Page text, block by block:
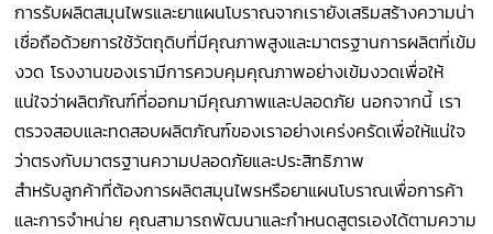
การรับผลิตสมุนไพรและยาแผนโบราณจากเรายังเสริมสร้างความน่า
เชื่อถือด้วยการใช้วัตถุดิบที่มีคุณภาพสูงและมาตรฐานการผลิตที่เข้ม
งวด โรงงานของเรามีการควบคุมคุณภาพอย่างเข้มงวดเพื่อให้
แน่ใจว่าผลิตภัณฑ์ที่ออกมามีคุณภาพและปลอดภัย นอกจากนี้ เรา
ตรวจสอบและทดสอบผลิตภัณฑ์ของเราอย่างเคร่งครัดเพื่อให้แน่ใจ
ว่าตรงกับมาตรฐานความปลอดภัยและประสิทธิภาพ
สำหรับลูกค้าที่ต้องการผลิตสมุนไพรหรือยาแผนโบราณเพื่อการค้า
และการจำหน่าย คุณสามารถพัฒนาและกำหนดสูตรเองได้ตามความ